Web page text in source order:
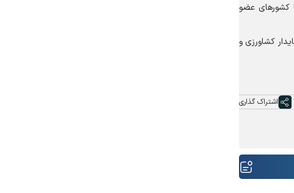
کشور‌های عضو
کشاورزی و
اشتراک گذاری